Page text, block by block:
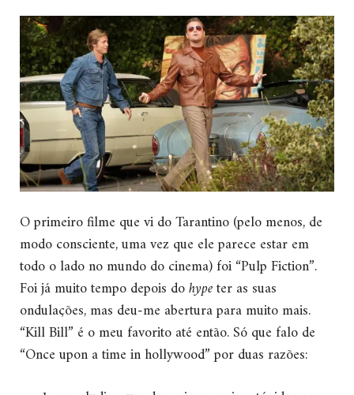
O primeiro filme que vi do Tarantino (pelo menos, de
modo consciente, uma vez que ele parece estar em
todo o lado no mundo do cinema) foi “Pulp Fiction”.
Foi já muito tempo depois dohypeter as suas
ondulações, mas deu-me abertura para muito mais.
“Kill Bill” é o meu favorito até então. Só que falo de
“Once upon a time in hollywood” por duas razões: